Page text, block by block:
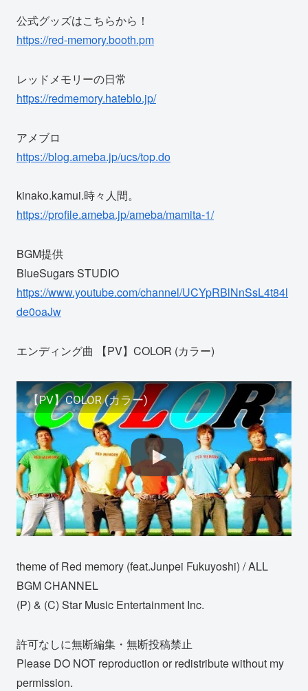
公式グッズはこちらから！
https://red-memory.booth.pm
レッドメモリーの日常
https://redmemory.hateblo.jp/
アメブロ
https://blog.ameba.jp/ucs/top.do
kinako.kamui.時々人間。
https://profile.ameba.jp/ameba/mamita-1/
BGM提供
BlueSugars STUDIO
https://www.youtube.com/channel/UCYpRBlNnSsL4t84l
de0oaJw
エンディング曲 【PV】COLOR (カラー)
【PV】COLOR (カラー)
theme of Red memory (feat.Junpei Fukuyoshi) / ALL
BGM CHANNEL
(P) & (C) Star Music Entertainment Inc.
許可なしに無断編集・無断投稿禁止
Please DO NOT reproduction or redistribute without my
permission.